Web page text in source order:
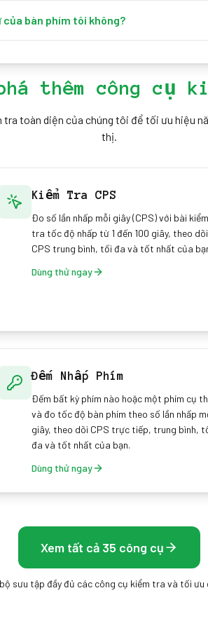
Blocking là hành vi an toàn — bỏ sót một
của bàn phím tôi không?
ở chế độ đặc biệt hoặc qua phần mềm,
Hãy dùng nó như một bài kiểm tra
phá thêm công cụ
tra toàn diện của chúng tôi để tối ưu hiệu
thị.
Kiểm Tra CPS
Đo số lần nhấp mỗi giây (CPS) với bài kiểm
tra tốc độ nhấp từ 1 đến 100 giây, theo dõi
CPS trung bình, tối đa và tốt nhất của
Dùng thử ngay
Đếm Nhấp Phím
Đếm bất kỳ phím nào hoặc một phím cụ
và đo tốc độ bàn phím theo số lần nhấp
giây, theo dõi CPS trực tiếp, trung bình,
đa và tốt nhất của bạn.
Dùng thử ngay
Xem tất cả 35 công cụ
sưu tập đầy đủ các công cụ kiểm tra và tối ưu